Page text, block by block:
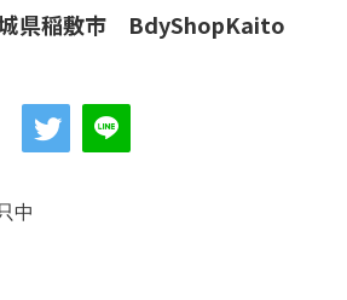
県稲敷市 BdyShopKaito
中